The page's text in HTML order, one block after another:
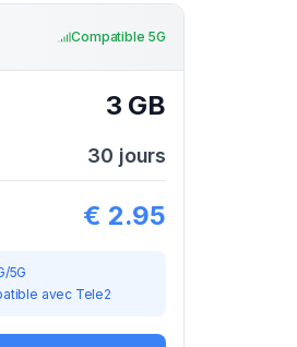
Compatible 5G
3 GB
30 jours
€ 2.95
5G
avec Tele2